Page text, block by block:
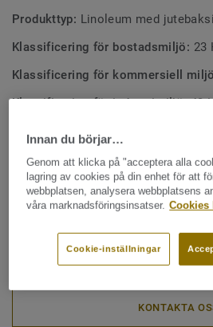
Produkttyp: Linoleum med
Klassificering för bostadsmiljö: 23
Klassificering för kommersiell
Klassificering för industrimiljö:43
Quality & environment
Totala klimatavtrycket
produkt)
-1.92 kg CO2/
KONTAKTA
Innan du börjar…
Genom att klicka på "acceptera alla
lagring av cookies på din enhet för att
webbplatsen, analysera webbplatsens
våra marknadsföringsinsatser. Cookies
Cookie-inställningar